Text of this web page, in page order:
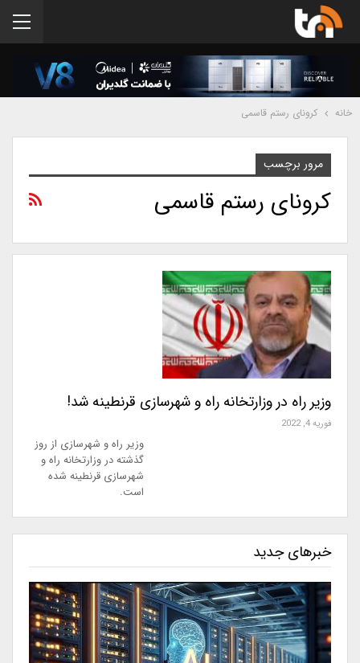
خانه کرونای رستم قاسمی
مرور برچسب
کرونای رستم قاسمی
وزیر راه در وزارتخانه راه و شهرسازی قرنطینه شد!
فوریه 4, 2022
وزیر راه و شهرسازی از روز
گذشته در وزارتخانه راه و
شهرسازی قرنطینه شده
است.
خبرهای جدید